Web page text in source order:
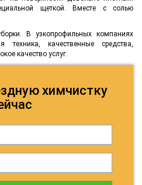
щеткой. Вместе с солью
В узкопрофильных компаниях
техника, качественные средства,
качество услуг.
химчистку